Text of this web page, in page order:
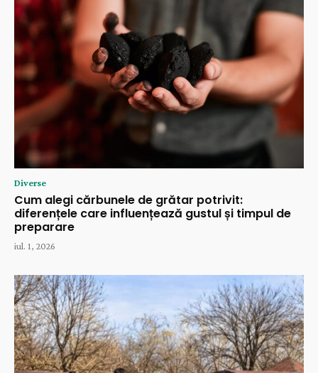
Diverse
Cum alegi cărbunele de grătar potrivit:
diferențele care influențează gustul și timpul de
preparare
iul. 1, 2026